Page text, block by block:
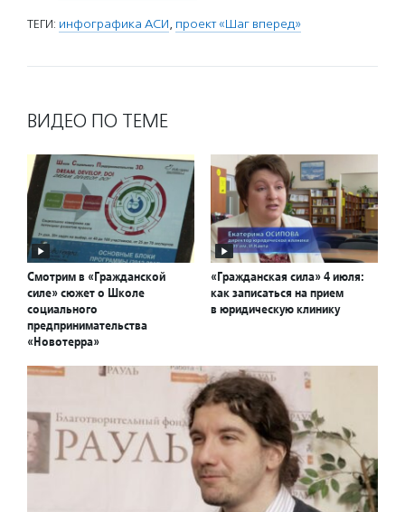
ТЕГИ: инфографика АСИ, проект «Шаг вперед»
ВИДЕО ПО ТЕМЕ
Смотрим в «Гражданской
силе» сюжет о Школе
социального
предпринимательства
«Новотерра»
«Гражданская сила» 4 июля:
как записаться на прием
в юридическую клинику